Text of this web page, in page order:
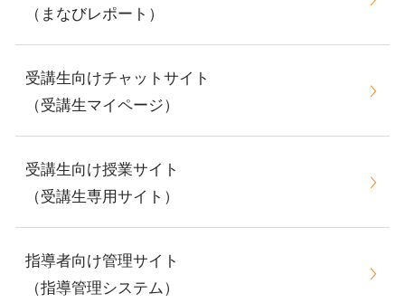
（まなびレポート）
受講生向けチャットサイト
（受講生マイページ）
受講生向け授業サイト
（受講生専用サイト）
指導者向け管理サイト
（指導管理システム）